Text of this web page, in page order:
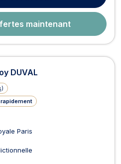
maintenant
DUVAL
)
Paris